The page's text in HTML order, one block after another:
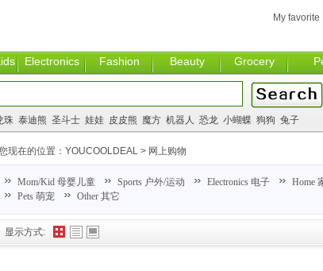
Electronics Fashion Beauty Grocery
My favorite
珠 泰迪熊 圣斗士 娃娃 皮皮熊 魔方 机器人 恐龙 小蝴蝶 狗狗 兔子
显示方式:
现在的位置： YOUCOOLDEAL > 网上购物
Mom/Kid 母婴儿童 Sports 户外/运动 Electronics 电子 Home
Pets 萌宠
Other 其它